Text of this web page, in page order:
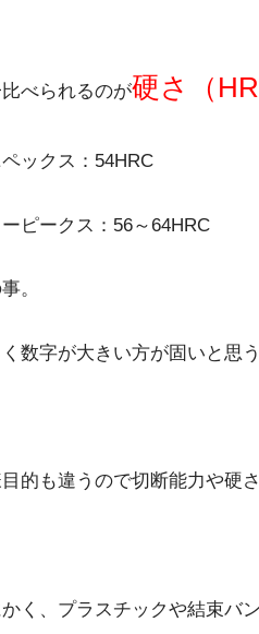
べられるのが硬さ（
ックス：54HRC
ーピークス：56～64HRC
。
数字が大きい方が固いと思
的も違うので切断能力や硬
かく、プラスチックや結束バ